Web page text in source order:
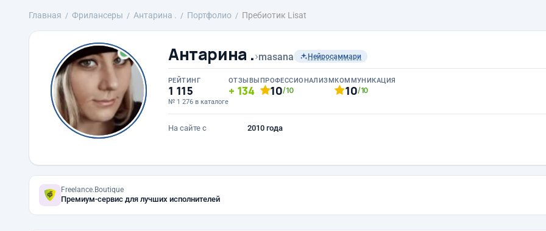
Главная Фрилансеры Антарина . Портфолио Пребиотик Lisat
Антарина .›masana Нейросаммари
РЕЙТИНГ
1 115
№ 1 276 в каталоге
ОТЗЫВЫ
134
ПРОФЕССИОНАЛИЗМ
10/10
КОММУНИКАЦИЯ
10/10
На сайте с 2010 года
Freelance.Boutique
Премиум-сервис для лучших исполнителей